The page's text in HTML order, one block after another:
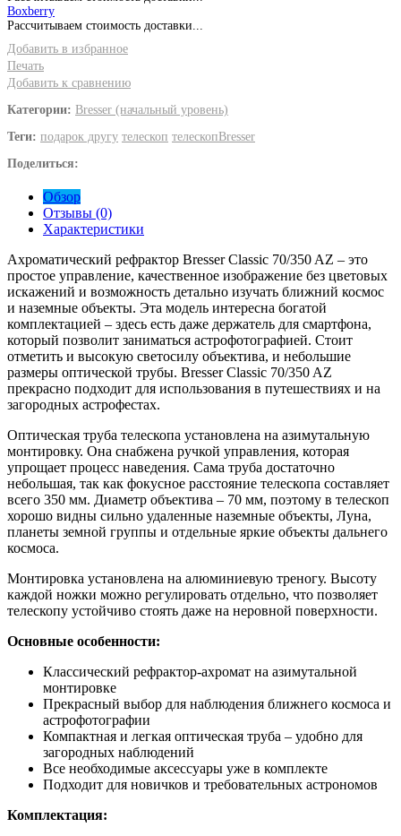
Boxberry
Рассчитываем стоимость доставки...
Добавить в избранное
Печать
Добавить к сравнению
Категории: Bresser (начальный уровень)
Теги: подарок другу телескоп телескопBresser
Поделиться:
Обзор
Отзывы (0)
Характеристики
Ахроматический рефрактор Bresser Classic 70/350 AZ – это
простое управление, качественное изображение без цветовых
искажений и возможность детально изучать ближний космос
и наземные объекты. Эта модель интересна богатой
комплектацией – здесь есть даже держатель для смартфона,
который позволит заниматься астрофотографией. Стоит
отметить и высокую светосилу объектива, и небольшие
размеры оптической трубы. Bresser Classic 70/350 AZ
прекрасно подходит для использования в путешествиях и на
загородных астрофестах.
Оптическая труба телескопа установлена на азимутальную
монтировку. Она снабжена ручкой управления, которая
упрощает процесс наведения. Сама труба достаточно
небольшая, так как фокусное расстояние телескопа составляет
всего 350 мм. Диаметр объектива – 70 мм, поэтому в телескоп
хорошо видны сильно удаленные наземные объекты, Луна,
планеты земной группы и отдельные яркие объекты дальнего
космоса.
Монтировка установлена на алюминиевую треногу. Высоту
каждой ножки можно регулировать отдельно, что позволяет
телескопу устойчиво стоять даже на неровной поверхности.
Основные особенности:
Классический рефрактор-ахромат на азимутальной
монтировке
Прекрасный выбор для наблюдения ближнего космоса и
астрофотографии
Компактная и легкая оптическая труба – удобно для
загородных наблюдений
Все необходимые аксессуары уже в комплекте
Подходит для новичков и требовательных астрономов
Комплектация: